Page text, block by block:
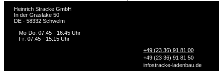
Heinrich Stracke GmbH
In der Graslake 50
DE - 58332 Schwelm
Mo-Do: 07:45 - 16:45 Uhr
Fr: 07:45 - 15:15 Uhr
+49 (23 36) 91 81 00
+49 (23 36) 91 81 50
infostracke-ladenbau.de